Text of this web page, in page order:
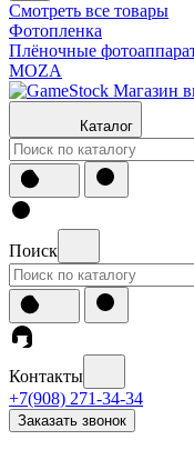
Смотреть все товары
Фотопленка
Плёночные
MOZA
Каталог
Поиск
Контакты
+7(908) 271-34-34
Заказать звонок